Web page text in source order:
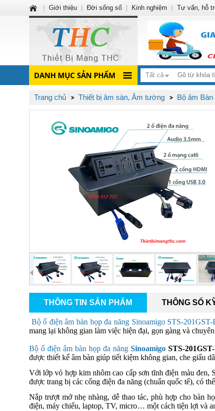
DANH MỤC SẢN PHẨM Tất cả
Trang chủ Thiết bị âm sàn, Âm tường Bộ âm
THÔNG TIN SẢN PHẨM THÔNG SỐ
Bộ ổ điện âm bàn họp đa năng Sinoamigo STS-
mang lại không gian làm việc hiện đại, gọn gàng và
Bộ ổ điện âm bàn họp đa năng Sinoamigo STS-
được thiết kế âm bàn giúp tiết kiệm không gian, che giấu
Với lớp vỏ hợp kim nhôm cao cấp sơn tĩnh điện màu đen,
được trang bị các cổng điện đa năng (chuẩn quốc tế), có
Nắp trượt mở nhẹ nhàng, dễ thao tác, phù hợp cho bàn
điện, máy chiếu, laptop, TV, micro… một cách tiện lợi và
Giới thiệu Đời sống số Kinh nghiệm Tư vấn, hỗ